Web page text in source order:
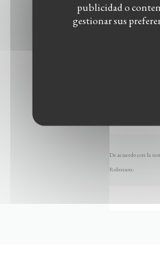
publicidad o
gestionar sus
De acuerdo con la
Robinson: